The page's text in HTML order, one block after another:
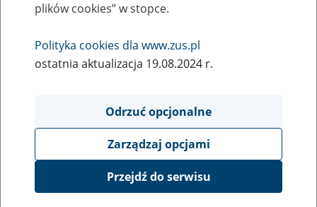
Obwieszczenie
plików cookies” w stopce.
Polityka cookies dla www.zus.pl
ostatnia aktualizacja 19.08.2024 r.
Odrzuć opcjonalne
Zarządzaj opcjami
Przejdź do serwisu